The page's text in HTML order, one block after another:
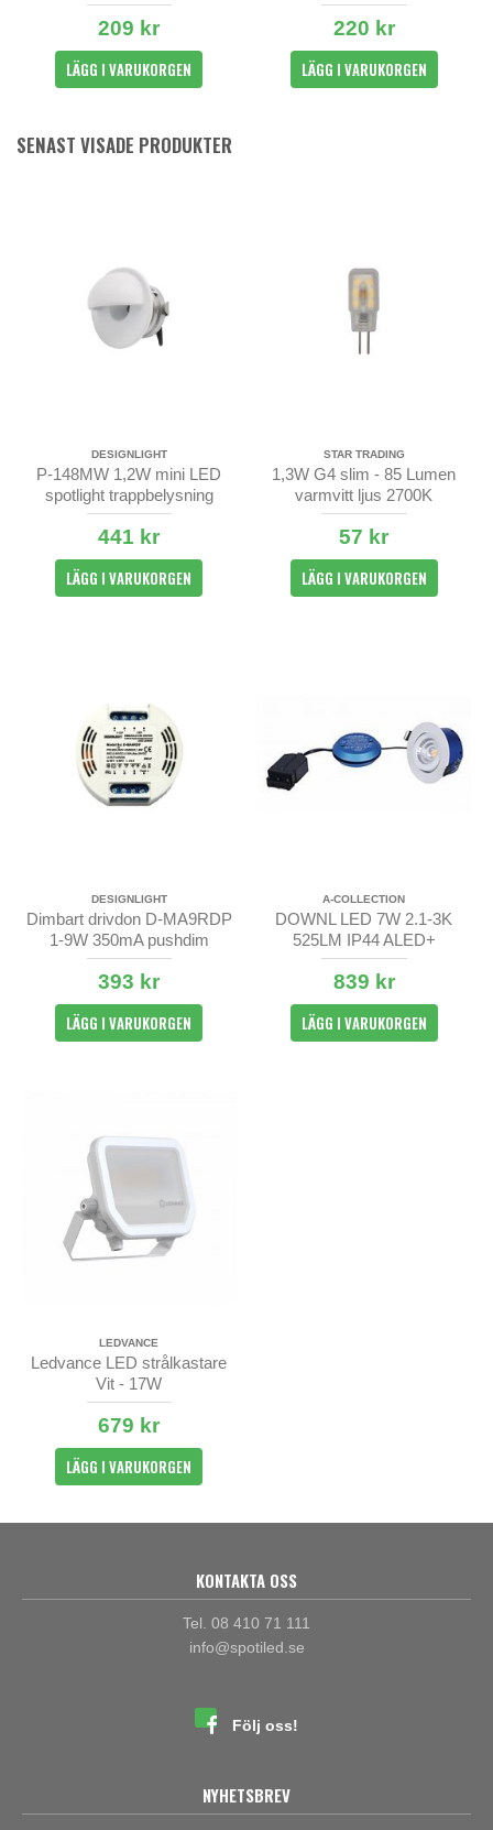
209 kr
LÄGG I VARUKORGEN
220 kr
LÄGG I VARUKORGEN
SENAST VISADE PRODUKTER
DESIGNLIGHT
P-148MW 1,2W mini LED
spotlight trappbelysning
441 kr
LÄGG I VARUKORGEN
STAR TRADING
1,3W G4 slim - 85 Lumen
varmvitt ljus 2700K
57 kr
LÄGG I VARUKORGEN
DESIGNLIGHT
Dimbart drivdon D-MA9RDP
1-9W 350mA pushdim
393 kr
LÄGG I VARUKORGEN
A-COLLECTION
DOWNL LED 7W 2.1-3K
525LM IP44 ALED+
AMBIDIM
839 kr
LÄGG I VARUKORGEN
LEDVANCE
Ledvance LED strålkastare
Vit - 17W
679 kr
LÄGG I VARUKORGEN
KONTAKTA OSS
Tel. 08 410 71 111
info@spotiled.se
Följ oss!
NYHETSBREV